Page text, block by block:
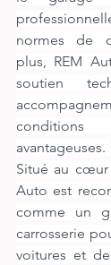
normes de
plus, REM
soutien
avantageuses.
Situé au cœur
Auto est
comme un
carrosserie
voitures et